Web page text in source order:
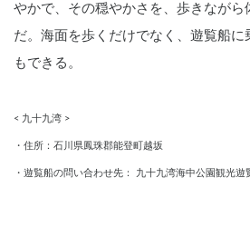
やかで、その穏やかさを、歩きながら
だ。海面を歩くだけでなく、遊覧船に
もできる。
< 九十九湾 >
・住所：石川県鳳珠郡能登町越坂
・遊覧船の問い合わせ先： 九十九湾海中公園観光遊